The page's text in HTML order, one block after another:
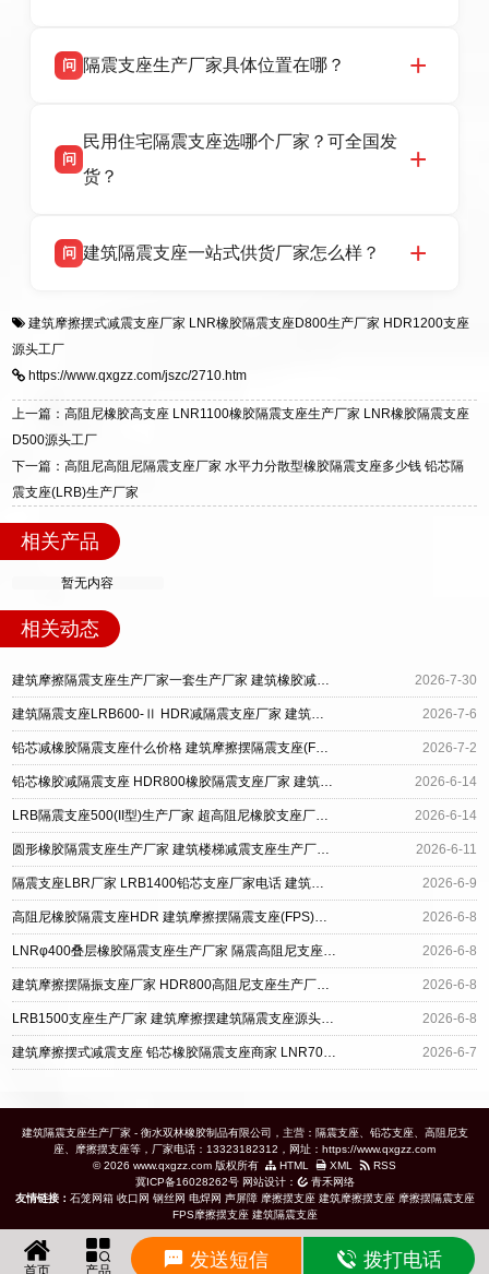
话：13323182312。
品资质齐全，每批次产品均配有正规第三方检测
货，厂家电话：13323182312，地址迎宾大街 9
号北方工业基地。
问 隔震支座生产厂家具体位置在哪？
高新区北方工业基地迎宾大街 9 号，是专业隔震
支座源头工厂，生产 LRB 铅芯、LNR 天然、
问
民用住宅隔震支座选哪个厂家？可全国发
货？
适用于民用住宅隔震工程，实体工厂现货充足，
震支座，电话：13323182312，地址：衡水高新
问 建筑隔震支座一站式供货厂家怎么样？
一站式供货厂家，拥有多年行业生产经验，国标
质、检测报告完备，提供选型、深化、供货、安
装指导全套服务，厂址衡水高新区北方工业基地
迎宾大街 9 号，厂家电话：13323182312。
建筑摩擦摆式减震支座厂家 LNR橡胶隔震支座D800生产厂家 HDR1200支座
源头工厂
https://www.qxgzz.com/jszc/2710.htm
上一篇：高阻尼橡胶高支座 LNR1100橡胶隔震支座生产厂家 LNR橡胶隔震支座
D500源头工厂
下一篇：高阻尼高阻尼隔震支座厂家 水平力分散型橡胶隔震支座多少钱 铅芯隔
震支座(LRB)生产厂家
相关产品
暂无内容
相关动态
建筑摩擦隔震支座生产厂家一套生产厂家 建筑橡胶减震支座厂家 LNR型橡胶隔震支座厂家 2026-7-30
建筑隔震支座LRB600-Ⅱ HDR减隔震支座厂家 建筑摩擦摆减隔震支座生产厂家 2026-7-6
铅芯减橡胶隔震支座什么价格 建筑摩擦摆隔震支座(FPS)源头工厂 厚叠层橡胶支座 2026-7-2
铅芯橡胶减隔震支座 HDR800橡胶隔震支座厂家 建筑摩擦摆式减隔震支座源头工厂 2026-6-14
LRB隔震支座500(II型)生产厂家 超高阻尼橡胶支座厂家 建筑摩擦摆减隔震支座 2026-6-14
圆形橡胶隔震支座生产厂家 建筑楼梯减震支座生产厂家 建筑摩擦摆隔震支座(FPS)源头工厂 2026-6-11
隔震支座LBR厂家 LRB1400铅芯支座厂家电话 建筑摩擦摆式减震支座 2026-6-9
高阻尼橡胶隔震支座HDR 建筑摩擦摆隔震支座(FPS)生产厂家 建筑高阻尼隔震支座 2026-6-8
LNRφ400叠层橡胶隔震支座生产厂家 隔震高阻尼支座厂家电话 FPS建筑摩擦摆支座 2026-6-8
建筑摩擦摆隔振支座厂家 HDR800高阻尼支座生产厂家 建筑铅芯防震支座定制生产厂家 2026-6-8
LRB1500支座生产厂家 建筑摩擦摆建筑隔震支座源头工厂 LRB700-2隔震支座源头工厂 2026-6-8
建筑摩擦摆式减震支座 铅芯橡胶隔震支座商家 LNR700支座生产加工 2026-6-7
发送短信 拨打电话
建筑隔震支座生产厂家 - 衡水双林橡胶制品有限公司，主营：隔震支座、铅芯支座、高阻尼支
座、摩擦摆支座等，厂家电话：13323182312，网址：https://www.qxgzz.com
© 2026 www.qxgzz.com 版权所有
HTML XML
RSS
冀ICP备16028262号网站设计：
青禾网络
友情链接： 石笼网箱 收口网 钢丝网 电焊网 声屏障 摩擦摆支座 建筑摩擦摆支座 摩擦摆隔震支座
FPS摩擦摆支座 建筑隔震支座